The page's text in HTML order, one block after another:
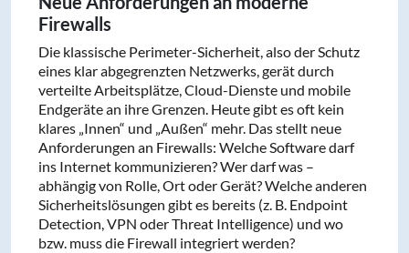
Firewalls
Die klassische Perimeter-Sicherheit, also der Schutz
eines klar abgegrenzten Netzwerks, gerät durch
verteilte Arbeitsplätze, Cloud-Dienste und mobile
Endgeräte an ihre Grenzen. Heute gibt es oft kein
klares „Innen“ und „Außen“ mehr. Das stellt neue
Anforderungen an Firewalls: Welche Software darf
ins Internet kommunizieren? Wer darf was –
abhängig von Rolle, Ort oder Gerät? Welche anderen
Sicherheitslösungen gibt es bereits (z. B. Endpoint
Detection, VPN oder Threat Intelligence) und wo
bzw. muss die Firewall integriert werden?